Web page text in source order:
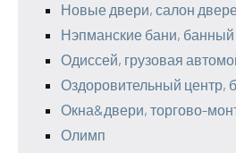
Новые двери, салон
Нэпманские бани, банный
Одиссей, грузовая
Оздоровительный центр,
Окна&двери, торгово-
Олимп